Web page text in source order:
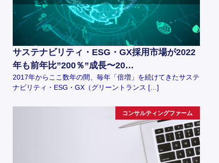
サステナビリティ・ESG・GX採用市場が2022
年も前年比”200％”成長〜20…
2017年からここ数年の間、毎年「倍増」を続けてきたサステ
ナビリティ・ESG・GX（グリーントランス […]
コンサルティングファーム